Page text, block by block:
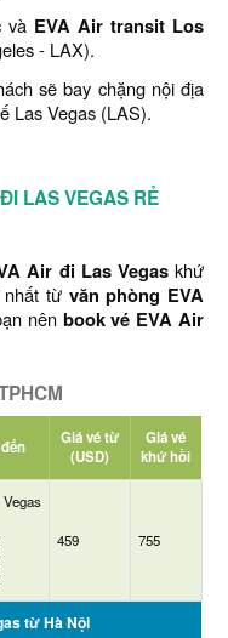
và EVA Air transit Los
- LAX).
sẽ bay chặng nội địa
Las Vegas (LAS).
LAS VEGAS RẺ
Air đi Las Vegaskhứ
nhất từ văn phòng EVA
nênbook vé EVA Air
Giá vé từ
(USD)
Giá vé
khứ hồi
459 755
từ Hà Nội